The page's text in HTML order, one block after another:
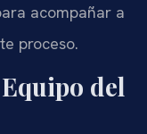
acompañar a
proceso.
del